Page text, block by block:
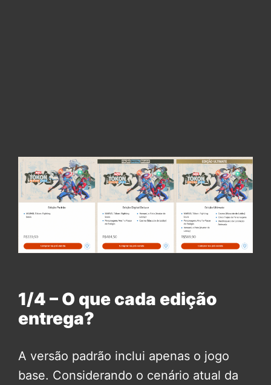
1/4 – O que cada edição
entrega?
A versão padrão inclui apenas o jogo
base. Considerando o cenário atual da